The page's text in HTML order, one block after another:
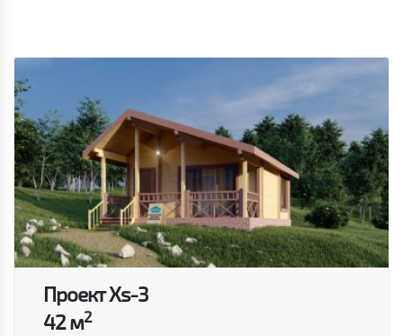
Проект Xs-3
42 м2